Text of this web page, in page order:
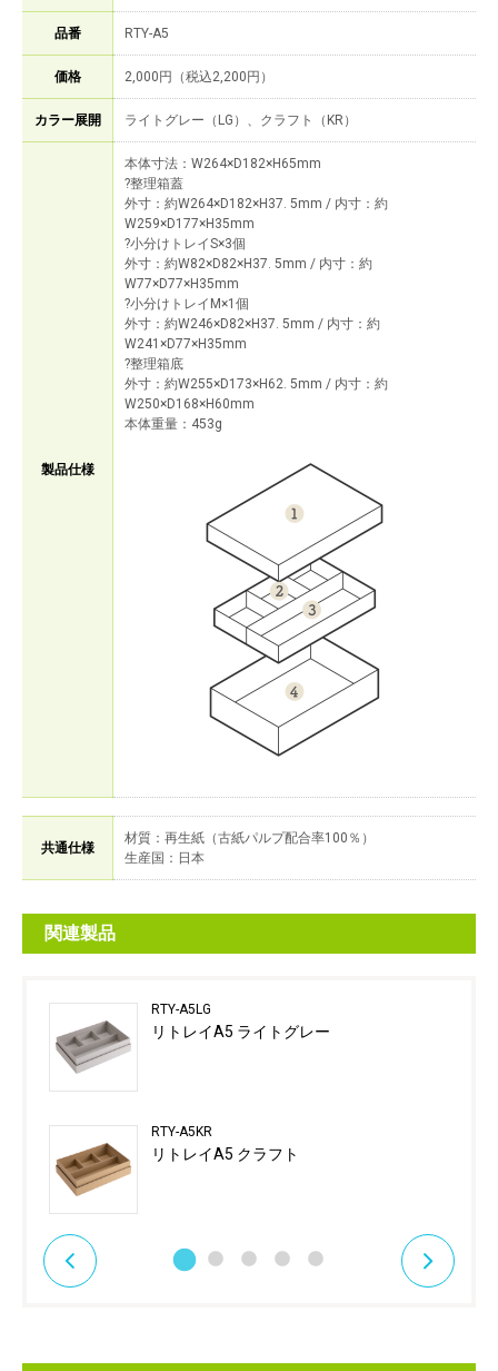
品番 RTY-A5
価格 2,000円（税込2,200円）
カラー展開 ライトグレー（LG）、クラフト（KR）
製品仕様
本体寸法：W264×D182×H65mm
?整理箱蓋
外寸：約W264×D182×H37. 5mm / 内寸：約
W259×D177×H35mm
?小分けトレイS×3個
外寸：約W82×D82×H37. 5mm / 内寸：約
W77×D77×H35mm
?小分けトレイM×1個
外寸：約W246×D82×H37. 5mm / 内寸：約
W241×D77×H35mm
?整理箱底
外寸：約W255×D173×H62. 5mm / 内寸：約
W250×D168×H60mm
本体重量：453g
共通仕様
材質：再生紙（古紙パルプ配合率100％）
生産国：日本
関連製品
RTY-A5LG
リトレイA5 ライトグレー
RTY-A5KR
リトレイA5 クラフト